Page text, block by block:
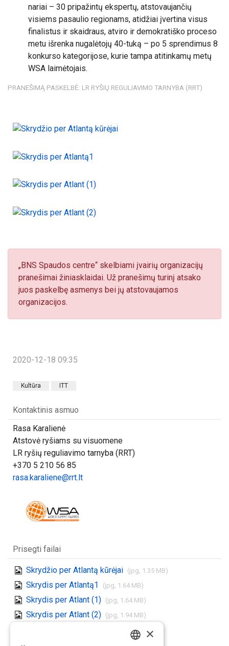
nariai – 30 pripažintų ekspertų, atstovaujančių
visiems pasaulio regionams, atidžiai įvertina visus
finalistus ir skaidraus, atviro ir demokratiško proceso
metu išrenka nugalėtojų 40-tuką – po 5 sprendimus 8
konkurso kategorijose, kurie tampa atitinkamų metų
WSA laimėtojais.
PRANEŠIMĄ PASKELBĖ: LR RYŠIŲ REGULIAVIMO TARNYBA (RRT)
„BNS Spaudos centre“ skelbiami įvairių organizacijų
pranešimai žiniasklaidai. Už pranešimų turinį atsako
juos paskelbę asmenys bei jų atstovaujamos
organizacijos.
2020-12-18 09:35
Kultūra ITT
Kontaktinis asmuo
Rasa Karalienė
Atstovė ryšiams su visuomene
LR ryšių reguliavimo tarnyba (RRT)
+370 5 210 56 85
rasa.karaliene@rrt.lt
Prisegti failai
Skrydžio per Atlantą kūrėjai (jpg, 1.35 MB)
Skrydis per Atlantą1 (jpg, 1.64 MB)
Skrydis per Atlant (1) (jpg, 1.64 MB)
Skrydis per Atlant (2) (jpg, 1.94 MB)
×